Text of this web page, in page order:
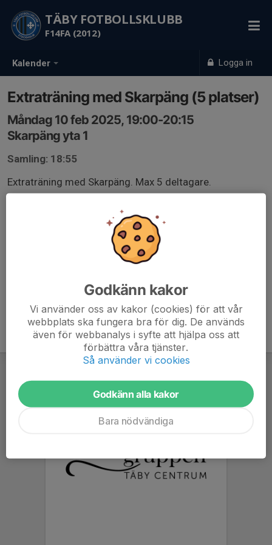
Kalender Logga in
TÄBY FOTBOLLSKLUBB
F14FA (2012)
Extraträning med Skarpäng (5 platser)
Måndag 10 feb 2025, 19:00-20:15
Skarpäng yta 1
Samling: 18:55
Extraträning med Skarpäng. Max 5 deltagare.
Godkänn kakor
Vi använder oss av kakor (cookies) för att vår
webbplats ska fungera bra för dig. De används
även för webbanalys i syfte att hjälpa oss att
förbättra våra tjänster.
Så använder vi cookies
Godkänn alla kakor
Bara nödvändiga